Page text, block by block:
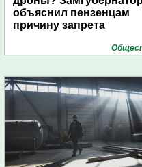
объяснил пензенцам
причину запрета